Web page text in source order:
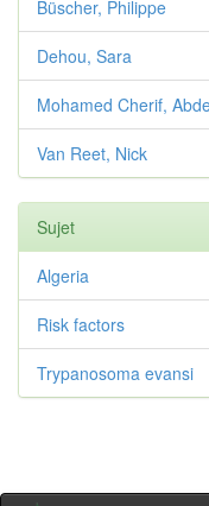
Büscher, Philippe
Dehou, Sara
Mohamed Cherif,
Van Reet, Nick
Sujet
Algeria
Risk factors
Trypanosoma evansi